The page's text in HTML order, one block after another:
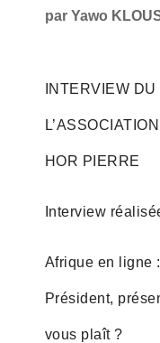
par Yawo
INTERVIEW
HOR PIERRE
Interview
Afrique en ligne
Président,
vous plaît ?